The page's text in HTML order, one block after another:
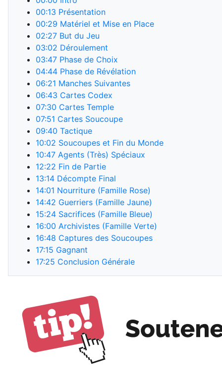
00:13 Présentation
00:29 Matériel et Mise en Place
02:27 But du Jeu
03:02 Déroulement
03:47 Phase de Choix
04:44 Phase de Révélation
06:21 Manches Suivantes
06:43 Cartes Codex
07:30 Cartes Temple
07:51 Cartes Soucoupe
09:40 Tactique
10:02 Soucoupes et Fin du Monde
10:47 Agents (Très) Spéciaux
12:22 Fin de Partie
13:14 Décompte Final
14:01 Nourriture (Famille Rose)
14:42 Guerriers (Famille Jaune)
15:24 Sacrifices (Famille Bleue)
16:00 Archivistes (Famille Verte)
16:48 Captures des Soucoupes
17:15 Gagnant
17:25 Conclusion Générale